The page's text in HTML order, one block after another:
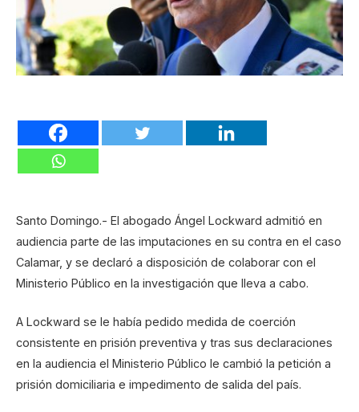
Santo Domingo.- El abogado Ángel Lockward admitió en
audiencia parte de las imputaciones en su contra en el caso
Calamar, y se declaró a disposición de colaborar con el
Ministerio Público en la investigación que lleva a cabo.
A Lockward se le había pedido medida de coerción
consistente en prisión preventiva y tras sus declaraciones
en la audiencia el Ministerio Público le cambió la petición a
prisión domiciliaria e impedimento de salida del país.